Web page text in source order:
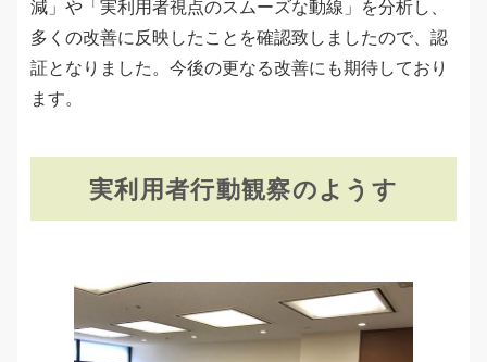
減」や「実利用者視点のスムーズな動線」を分析し、
多くの改善に反映したことを確認致しましたので、認
証となりました。今後の更なる改善にも期待しており
ます。
実利用者行動観察のようす